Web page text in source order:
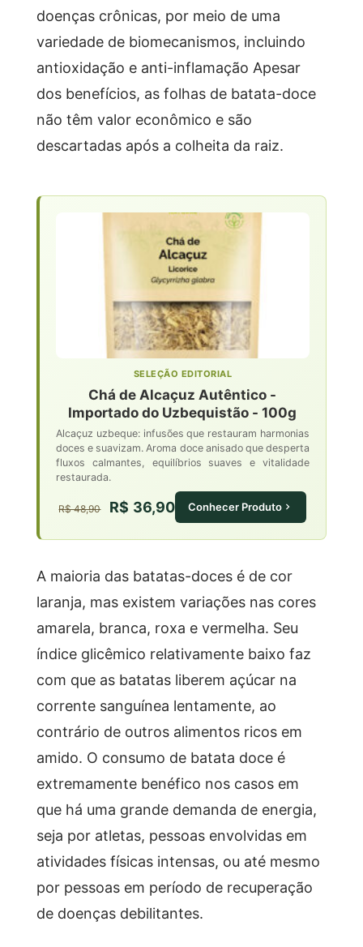
doenças crônicas, por meio de uma
variedade de biomecanismos, incluindo
antioxidação e anti-inflamação Apesar
dos benefícios, as folhas de batata-doce
não têm valor econômico e são
descartadas após a colheita da raiz.
SELEÇÃO EDITORIAL
Chá de Alcaçuz Autêntico -
Importado do Uzbequistão - 100g
Alcaçuz uzbeque: infusões que restauram harmonias
doces e suavizam. Aroma doce anisado que desperta
fluxos calmantes, equilíbrios suaves e vitalidade
restaurada.
R$ 48,90 R$ 36,90 Conhecer Produto
A maioria das batatas-doces é de cor
laranja, mas existem variações nas cores
amarela, branca, roxa e vermelha. Seu
índice glicêmico relativamente baixo faz
com que as batatas liberem açúcar na
corrente sanguínea lentamente, ao
contrário de outros alimentos ricos em
amido. O consumo de batata doce é
extremamente benéfico nos casos em
que há uma grande demanda de energia,
seja por atletas, pessoas envolvidas em
atividades físicas intensas, ou até mesmo
por pessoas em período de recuperação
de doenças debilitantes.